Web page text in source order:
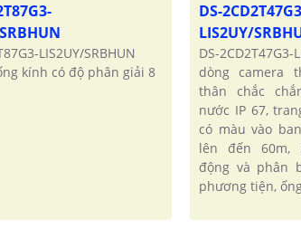
'
LIS2UY/SRBHUN
kính có độ phân giải 8
DS-
LIS2UY/
DS-
dòng camera
thân chắc
nước IP 67,
có màu vào
lên đến 60m,
động và phân
phương tiện,